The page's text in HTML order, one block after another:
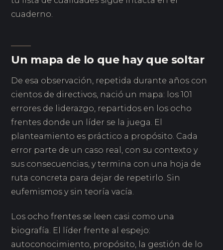
cuaderno.
Un mapa de lo que hay que soltar
De esa observación, repetida durante años con
cientos de directivos, nació un mapa: los 101
errores de liderazgo, repartidos en los ocho
frentes donde un líder se la juega. El
planteamiento es práctico a propósito. Cada
error parte de un caso real, con su contexto y
sus consecuencias, y termina con una hoja de
ruta concreta para dejar de repetirlo. Sin
eufemismos y sin teoría vacía.
Los ocho frentes se leen casi como una
biografía. El líder frente al espejo:
autoconocimiento, propósito, la gestión de lo